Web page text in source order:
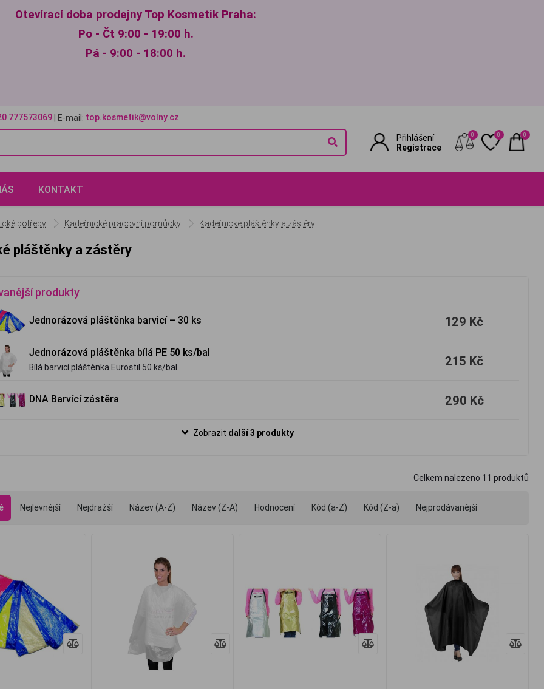
Otevírací doba prodejny Top Kosmetik Praha:
Po - Čt 9:00 - 19:00 h.
Pá - 9:00 - 18:00 h.
777573069| E-mail: top.kosmetik@volny.cz
Přihlášení
Registrace
0 0 0
KONTAKT
potřeby Kadeřnické pracovní pomůcky Kadeřnické pláštěnky a zástěry
pláštěnky a zástěry
produkty
Jednorázová pláštěnka barvicí – 30 ks 129 Kč
Jednorázová pláštěnka bílá PE 50 ks/bal
Bílá barvicí pláštěnka Eurostil 50 ks/bal. 215 Kč
DNA Barvící zástěra 290 Kč
Zobrazit další 3 produkty
Celkem nalezeno 11 produktů
Nejlevnější Nejdražší Název (A-Z) Název (Z-A) Hodnocení Kód (a-Z) Kód (Z-a) Nejprodávanější